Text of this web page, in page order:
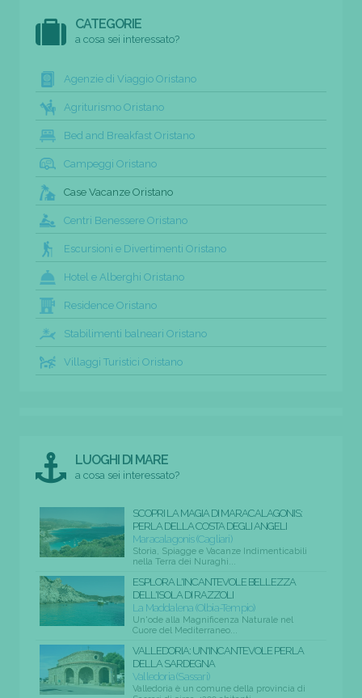
CATEGORIE
a cosa sei interessato?
Agenzie di Viaggio Oristano
Agriturismo Oristano
Bed and Breakfast Oristano
Campeggi Oristano
Case Vacanze Oristano
Centri Benessere Oristano
Escursioni e Divertimenti Oristano
Hotel e Alberghi Oristano
Residence Oristano
Stabilimenti balneari Oristano
Villaggi Turistici Oristano
LUOGHI DI MARE
a cosa sei interessato?
SCOPRI LA MAGIA DI MARACALAGONIS:
PERLA DELLA COSTA DEGLI ANGELI
Maracalagonis (Cagliari)
Storia, Spiagge e Vacanze Indimenticabili
nella Terra dei Nuraghi...
ESPLORA L'INCANTEVOLE BELLEZZA
DELL'ISOLA DI RAZZOLI
La Maddalena (Olbia-Tempio)
Un'ode alla Magnificenza Naturale nel
Cuore del Mediterraneo...
VALLEDORIA: UN'INCANTEVOLE PERLA
DELLA SARDEGNA
Valledoria (Sassari)
Valledoria è un comune della provincia di